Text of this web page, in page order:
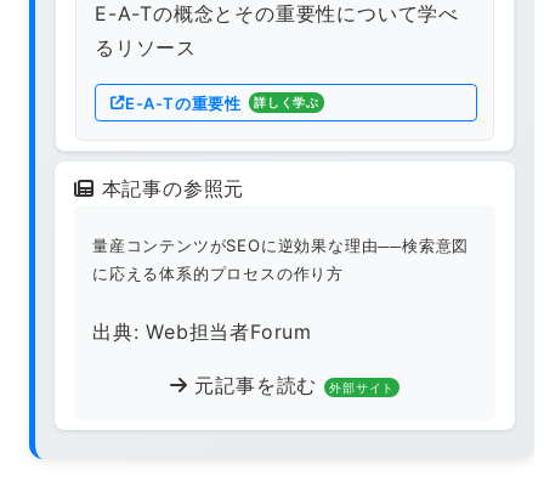
E-A-Tの概念とその重要性について学べ
るリソース
E-A-Tの重要性 詳しく学ぶ
本記事の参照元
量産コンテンツがSEOに逆効果な理由──検索意図
に応える体系的プロセスの作り方
出典: Web担当者Forum
元記事を読む 外部サイト